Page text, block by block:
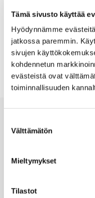
Tämä sivusto käyttää
Hyödynnämme
jatkossa paremmin.
sivujen
kohdennetun
evästeistä ovat
toiminnallisuuden
valinta
Välttämätön
Mieltymykset
Tilastot
museoiden
aiheisia valokuvia
kiinnostavia
suomalaiseen ruoka-
28100 Pori, Finland